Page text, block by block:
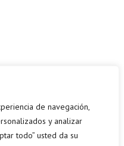
de navegación,
y analizar
todo” usted da su